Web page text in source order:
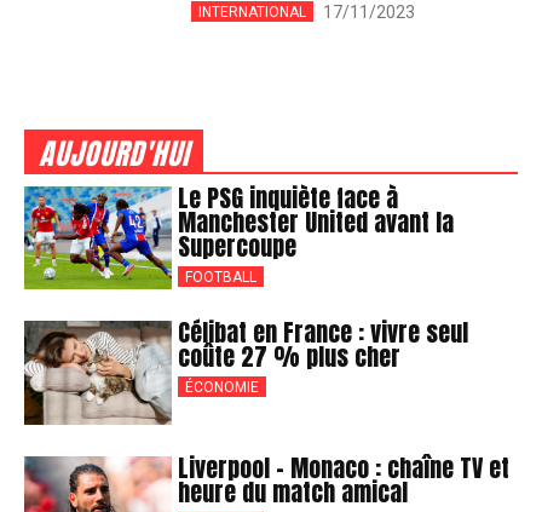
INTERNATIONAL 17/11/2023
AUJOURD'HUI
Le PSG inquiète face à
Manchester United avant la
Supercoupe
FOOTBALL
Célibat en France : vivre seul
coûte 27 % plus cher
ÉCONOMIE
Liverpool – Monaco : chaîne TV et
heure du match amical